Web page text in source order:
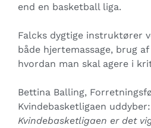
end en basketball liga.
Falcks dygtige instruktører
både hjertemassage, brug
hvordan man skal agere i
Bettina Balling,
Kvindebasketligaen uddyber:
Kvindebasketligaen er det